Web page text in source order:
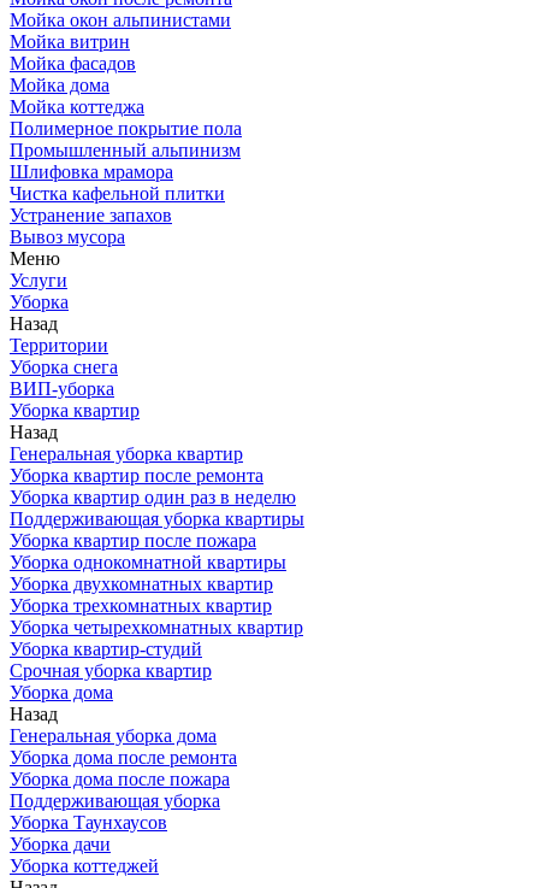
Мойка окон альпинистами
Мойка витрин
Мойка фасадов
Мойка дома
Мойка коттеджа
Полимерное покрытие пола
Промышленный альпинизм
Шлифовка мрамора
Чистка кафельной плитки
Устранение запахов
Вывоз мусора
Меню
Услуги
Уборка
Назад
Территории
Уборка снега
ВИП-уборка
Уборка квартир
Назад
Генеральная уборка квартир
Уборка квартир после ремонта
Уборка квартир один раз в неделю
Поддерживающая уборка квартиры
Уборка квартир после пожара
Уборка однокомнатной квартиры
Уборка двухкомнатных квартир
Уборка трехкомнатных квартир
Уборка четырехкомнатных квартир
Уборка квартир-студий
Срочная уборка квартир
Уборка дома
Назад
Генеральная уборка дома
Уборка дома после ремонта
Уборка дома после пожара
Поддерживающая уборка
Уборка Таунхаусов
Уборка дачи
Уборка коттеджей